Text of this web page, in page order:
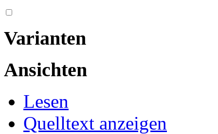
Varianten
Ansichten
Lesen
Quelltext anzeigen